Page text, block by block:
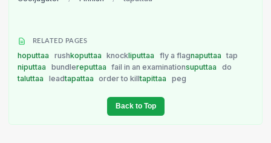
RELATED PAGES
hoputtaa rushkoputtaa knockliputtaa fly a flagnaputtaa
tap
niputtaa
bundlereputtaa fail in an examinationsuputtaa
do
taluttaa
leadtapattaa order to killtapittaa peg
Back to Top